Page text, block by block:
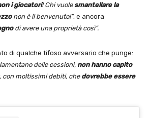
i giocatori! Chi vuole smantellare la
non è il benvenuto!”, e ancora
di avere una proprietà così”.
di qualche tifoso avversario che punge:
delle cessioni, non hanno capito
, con moltissimi debiti, che dovrebbe essere